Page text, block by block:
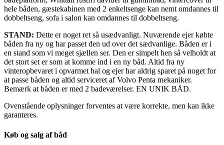
hele båden, gæstekabinen med 2 enkeltsenge kan nemt omdannes til
dobbeltseng, sofa i salon kan omdannes til dobbeltseng.
STAND: Dette er noget ret så usædvanligt. Nuværende ejer købte
båden fra ny og har passet den ud over det sædvanlige. Båden er i
en stand som vi meget sjællen ser. Den er simpelt hen så velholdt at
det stort set er som at komme ind i en ny båd. Altid fra ny
vinteropbevaret i opvarmet hal og ejer har aldrig sparet på noget for
at passe båden og altid serviceret af Volvo Penta mekaniker.
Bemærk at båden er med 2 badeværelser. EN UNIK BÅD.
Ovenstående oplysninger forventes at være korrekte, men kan ikke
garanteres.
Køb og salg af båd